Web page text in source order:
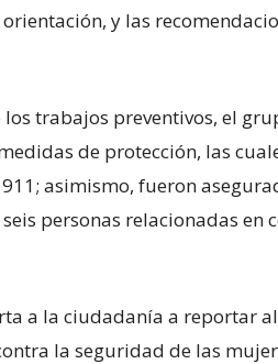
y las
los trabajos preventivos, el
de protección, las
asimismo, fueron
personas relacionadas
a la ciudadanía a reportar
la seguridad de las